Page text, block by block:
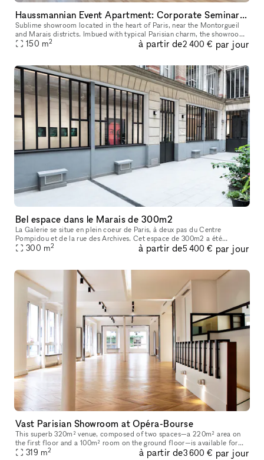
Haussmannian Event Apartment: Corporate Seminars, Conferences, Showrooms...
Sublime showroom located in the heart of Paris, near the Montorgueil
and Marais districts. Imbued with typical Parisian charm, the showroom
offers an incomparable showcase. You can rent it to highlig
150 m2 à partir de2 400 € par jour
Bel espace dans le Marais de 300m2
La Galerie se situe en plein coeur de Paris, à deux pas du Centre
Pompidou et de la rue des Archives. Cet espace de 300m2 a été
entièrement rénové en 2022 afin d’acceuillir un nouvel espace d’exposit
300 m2 à partir de5 400 € par jour
Vast Parisian Showroom at Opéra-Bourse
This superb 320m² venue, composed of two spaces—a 220m² area on
the first floor and a 100m² room on the ground floor—is available for
short-term rental to host your Showrooms, Pop-Up Stores, Temporar
319 m2 à partir de3 600 € par jour